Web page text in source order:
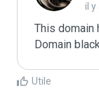
il y
This domain
Domain
Utile